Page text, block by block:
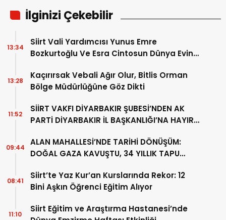
İlginizi Çekebilir
Siirt Vali Yardımcısı Yunus Emre
Bozkurtoğlu Ve Esra Cintosun Dünya Evine
13:34
Kaçırırsak Vebali Ağır Olur, Bitlis Orman
Bölge Müdürlüğüne Göz Dikti
13:28
SİİRT VAKFI DİYARBAKIR ŞUBESİ’NDEN AK
PARTİ DİYARBAKIR İL BAŞKANLIĞI’NA HAYIRLI
11:52
ALAN MAHALLESİ’NDE TARİHİ DÖNÜŞÜM:
DOĞAL GAZA KAVUŞTU, 34 YILLIK TAPU
09:44
Siirt’te Yaz Kur’an Kurslarında Rekor: 12
Bini Aşkın Öğrenci Eğitim Alıyor
08:41
Siirt Eğitim ve Araştırma Hastanesi’nde
11:10